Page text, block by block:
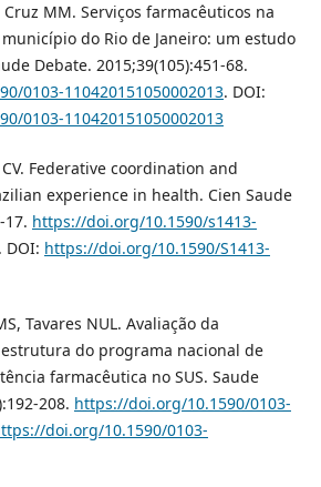
Cruz MM. Serviços farmacêuticos na
do Rio de Janeiro: um estudo
Debate. 2015;39(105):451-68.
0103-110420151050002013. DOI:
0103-110420151050002013
Federative coordination and
experience in health. Cien Saude
17. https://doi.org/10.1590/s1413-
DOI: https://doi.org/10.1590/S1413-
Tavares NUL. Avaliação da
do programa nacional de
farmacêutica no SUS. Saude
208. https://doi.org/10.1590/0103-
doi.org/10.1590/0103-